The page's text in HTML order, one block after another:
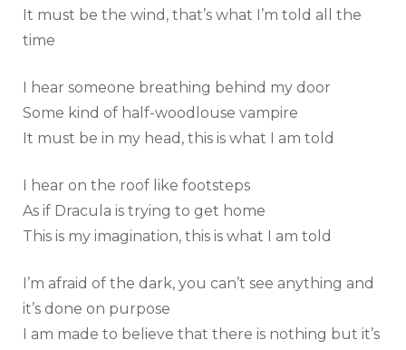
It must be the wind, that’s what I’m told all the
time
I hear someone breathing behind my door
Some kind of half-woodlouse vampire
It must be in my head, this is what I am told
I hear on the roof like footsteps
As if Dracula is trying to get home
This is my imagination, this is what I am told
I’m afraid of the dark, you can’t see anything and
it’s done on purpose
I am made to believe that there is nothing but it’s